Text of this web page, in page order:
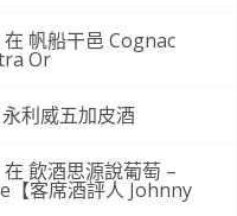
在 帆船干邑 Cognac
Or
永利威五加皮酒
在 飲酒思源說葡萄 –
客席酒評人 Johnny